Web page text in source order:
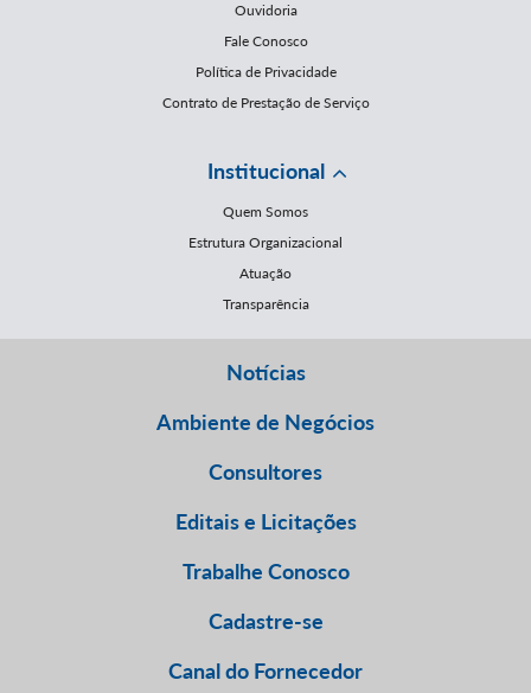
Ouvidoria
Fale Conosco
Política de Privacidade
Contrato de Prestação de Serviço
Institucional
Quem Somos
Estrutura Organizacional
Atuação
Transparência
Notícias
Ambiente de Negócios
Consultores
Editais e Licitações
Trabalhe Conosco
Cadastre-se
Canal do Fornecedor